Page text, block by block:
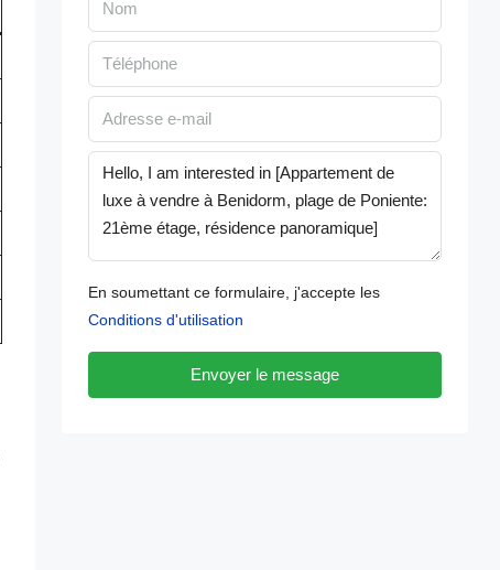
En soumettant ce formulaire, j'accepte les
Conditions d'utilisation
Envoyer le message